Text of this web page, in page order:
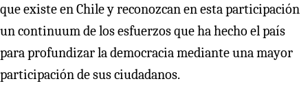
que existe en Chile y reconozcan en esta participación
un continuum de los esfuerzos que ha hecho el país
para profundizar la democracia mediante una mayor
participación de sus ciudadanos.